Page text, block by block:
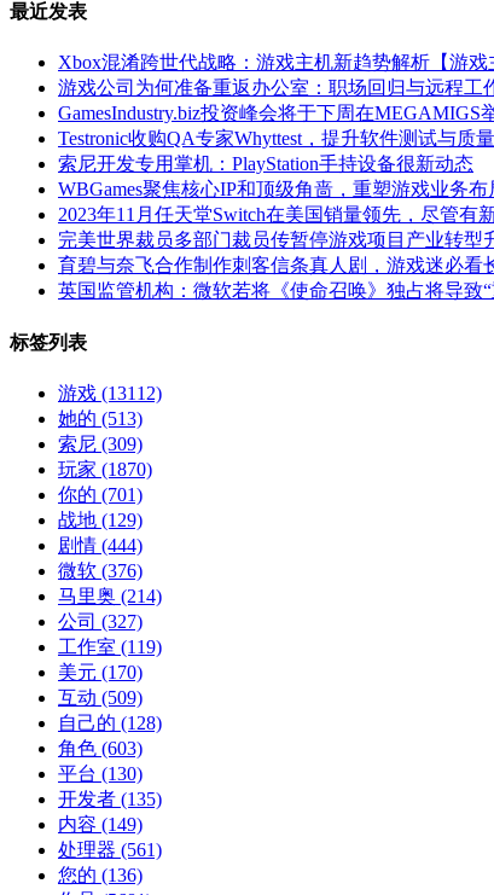
最近发表
Xbox混淆跨世代战略：游戏主机新趋势解析【游戏
游戏公司为何准备重返办公室：职场回归与远程工
GamesIndustry.biz投资峰会将于下周在
Testronic收购QA专家Whyttest，提升软件测试与质
索尼开发专用掌机：PlayStation手持设备很新动态
WBGames聚焦核心IP和顶级角啬，重塑游戏业务布
2023年11月任天堂Switch在美国销量领先，尽管有
完美世界裁员多部门裁员传暂停游戏项目产业转型
育碧与奈飞合作制作刺客信条真人剧，游戏迷必看
英国监管机构：微软若将《使命召唤》独占将导致
标签列表
游戏 (13112)
她的 (513)
索尼 (309)
玩家 (1870)
你的 (701)
战地 (129)
剧情 (444)
微软 (376)
马里奥 (214)
公司 (327)
工作室 (119)
美元 (170)
互动 (509)
自己的 (128)
角色 (603)
平台 (130)
开发者 (135)
内容 (149)
处理器 (561)
您的 (136)